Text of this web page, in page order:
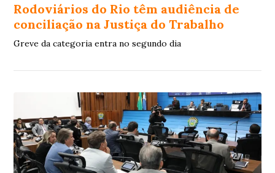
Rodoviários do Rio têm audiência de
conciliação na Justiça do Trabalho
Greve da categoria entra no segundo dia